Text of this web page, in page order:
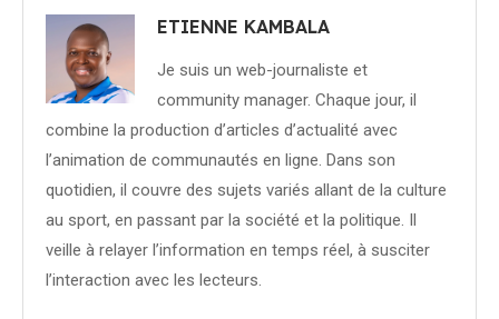
ETIENNE KAMBALA
Je suis un web-journaliste et
community manager. Chaque jour, il
combine la production d’articles d’actualité avec
l’animation de communautés en ligne. Dans son
quotidien, il couvre des sujets variés allant de la culture
au sport, en passant par la société et la politique. Il
veille à relayer l’information en temps réel, à susciter
l’interaction avec les lecteurs.